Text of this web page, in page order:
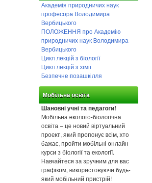
Академія природничих наук
професора Володимира
Вербицького
ПОЛОЖЕННЯ про Академію
природничих наук Володимира
Вербицького
Цикл лекцій з біології
Цикл лекцій з хімії
Безпечне позашкілля
Мобільна освіта
Шановні учні та педагоги!
Мобільна еколого-біологічна
освіта – це новий віртуальний
проект, який пропонує всім, хто
бажає, пройти мобільні онлайн-
курси з біології та екології.
Навчайтеся за зручним для вас
графіком, використовуючи будь-
який мобільний пристрій!